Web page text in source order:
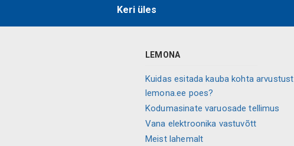
Keri üles
LEMONA
Kuidas esitada kauba kohta arvustust
lemona.ee poes?
Kodumasinate varuosade tellimus
Vana elektroonika vastuvõtt
Meist lahemalt